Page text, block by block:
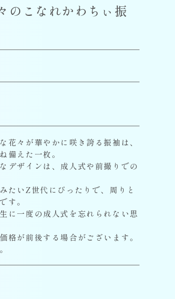
こなれかわちぃ振
花々が華やかに咲き誇る振袖は、
備えた一枚。
デザインは、成人式や前撮りでの
たいZ世代にぴったりで、周りと
す。
に一度の成人式を忘れられない思
が前後する場合がございます。